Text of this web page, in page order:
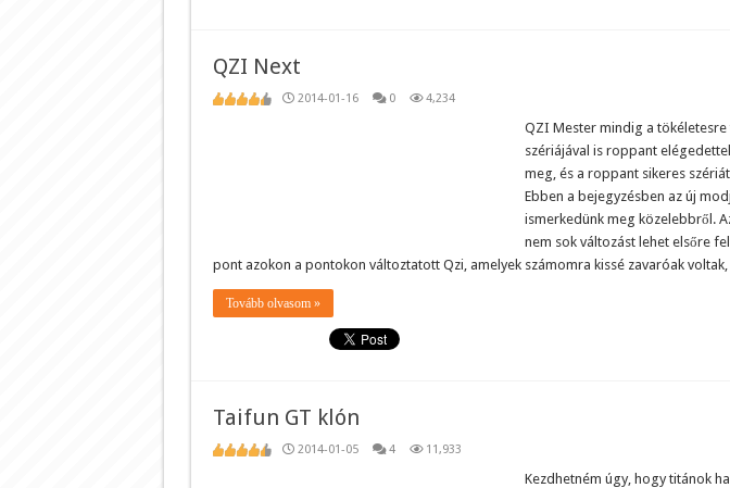
QZI Next
2014-01-16 0 4,234
QZI Mester mindig a tökéletesre
szériájával is roppant
meg, és a roppant sikeres
Ebben a bejegyzésben az új
ismerkedünk meg közelebbről.
nem sok változást lehet elsőre
pont azokon a pontokon változtatott Qzi, amelyek számomra kissé zavaróak voltak,
Tovább olvasom »
Taifun GT klón
2014-01-05 4 11,933
Kezdhetném úgy, hogy titánok